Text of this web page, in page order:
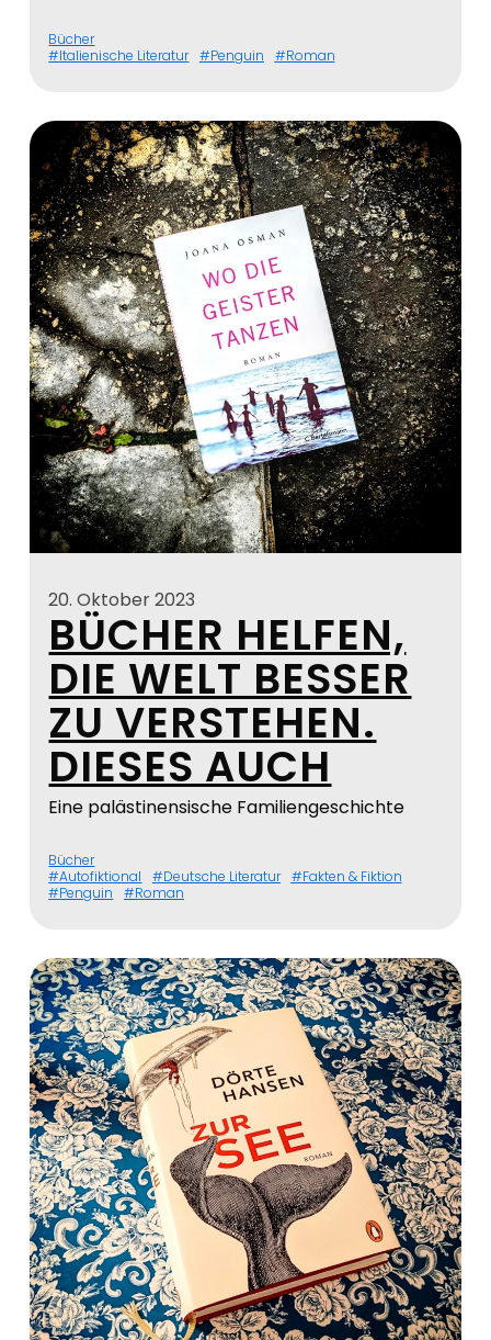
Bücher
Italienische Literatur
Penguin Roman
20. Oktober 2023
BÜCHER HELFEN,
DIE WELT BESSER
ZU VERSTEHEN.
DIESES AUCH
Eine palästinensische Familiengeschichte
Bücher
Autofiktional
Deutsche Literatur
Fakten & Fiktion
Penguin
Roman